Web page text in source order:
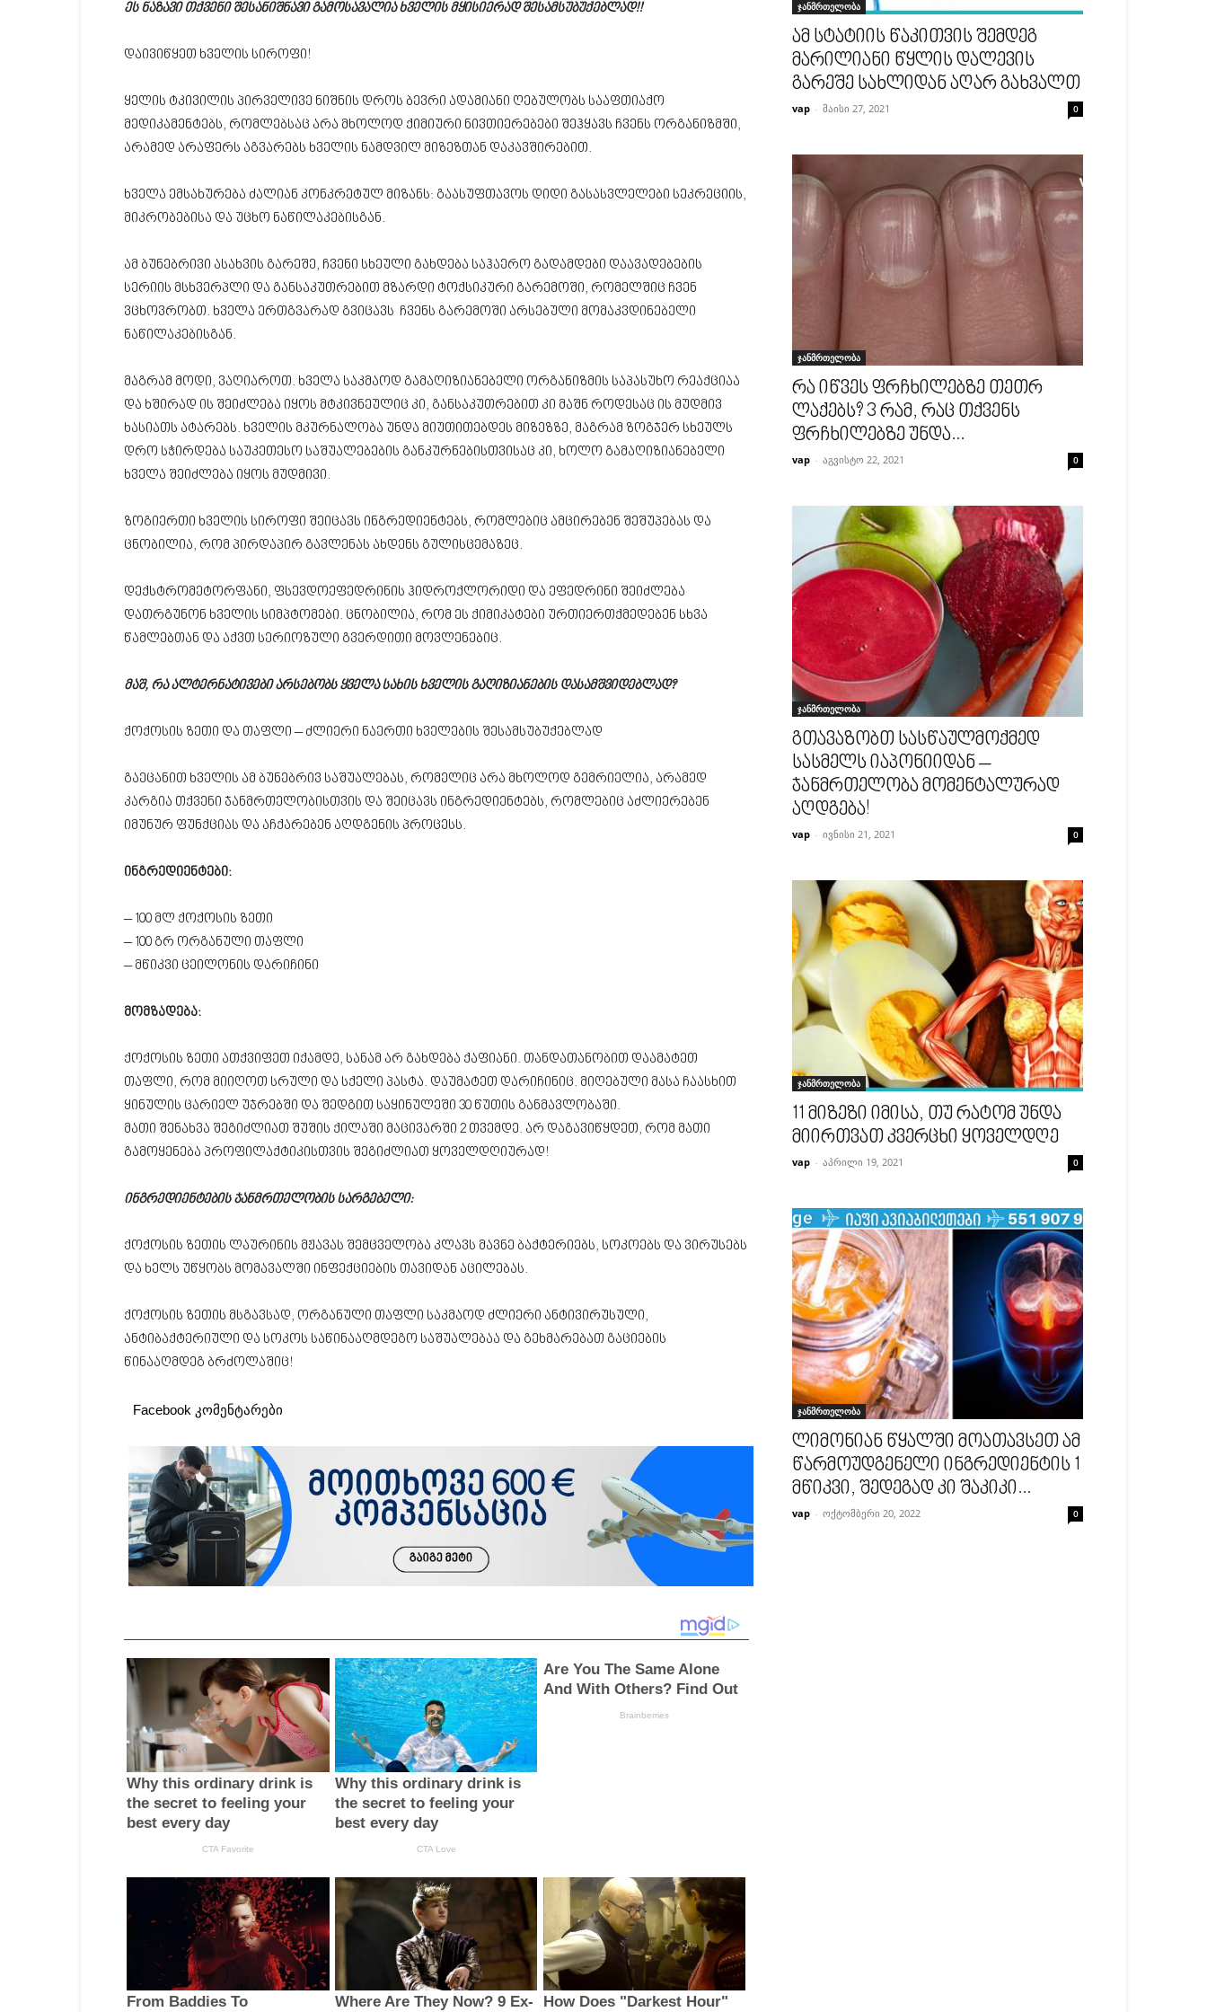
ეს ნაზავი თქვენი შესანიშნავი გამოსავალია ხველის მყისიერად შესამსუბუქებლად!!
დაივიწყეთ ხველის სიროფი!
ყელის ტკივილის პირველივე ნიშნის დროს ბევრი ადამიანი ღებულობს სააფთიაქო
მედიკამენტებს, რომლებსაც არა მხოლოდ ქიმიური ნივთიერებები შეჰყავს ჩვენს ორგანიზმში,
არამედ არაფერს აგვარებს ხველის ნამდვილ მიზეზთან დაკავშირებით.
ხველა ემსახურება ძალიან კონკრეტულ მიზანს: გაასუფთავოს დიდი გასასვლელები სეკრეციის,
მიკრობებისა და უცხო ნაწილაკებისგან.
ამ ბუნებრივი ასახვის გარეშე, ჩვენი სხეული გახდება საჰაერო გადამდები დაავადებების
სერიის მსხვერპლი და განსაკუთრებით მზარდი ტოქსიკური გარემოში, რომელშიც ჩვენ
ვცხოვრობთ. ხველა ერთგვარად გვიცავს ჩვენს გარემოში არსებული მომაკვდინებელი
ნაწილაკებისგან.
მაგრამ მოდი, ვაღიაროთ. ხველა საკმაოდ გამაღიზიანებელი ორგანიზმის საპასუხო რეაქციაა
და ხშირად ის შეიძლება იყოს მტკივნეულიც კი, განსაკუთრებით კი მაშნ როდესაც ის მუდმივ
ხასიათს ატარებს. ხველის მკურნალობა უნდა მიუთითებდეს მიზეზზე, მაგრამ ზოგჯერ სხეულს
დრო სჭირდება საუკეთესო საშუალებების განკურნებისთვისაც კი, ხოლო გამაღიზიანებელი
ხველა შეიძლება იყოს მუდმივი.
ზოგიერთი ხველის სიროფი შეიცავს ინგრედიენტებს, რომლებიც ამცირებენ შეშუპებას და
ცნობილია, რომ პირდაპირ გავლენას ახდენს გულისცემაზეც.
დექსტრომეტორფანი, ფსევდოეფედრინის ჰიდროქლორიდი და ეფედრინი შეიძლება
დათრგუნონ ხველის სიმპტომები. ცნობილია, რომ ეს ქიმიკატები ურთიერთქმედებენ სხვა
წამლებთან და აქვთ სერიოზული გვერდითი მოვლენებიც.
მაშ, რა ალტერნატივები არსებობს ყველა სახის ხველის გაღიზიანების დასამშვიდებლად?
ქოქოსის ზეთი და თაფლი – ძლიერი ნაერთი ხველების შესამსუბუქებლად
გაეცანით ხველის ამ ბუნებრივ საშუალებას, რომელიც არა მხოლოდ გემრიელია, არამედ
კარგია თქვენი ჯანმრთელობისთვის და შეიცავს ინგრედიენტებს, რომლებიც აძლიერებენ
იმუნურ ფუნქციას და აჩქარებენ აღდგენის პროცესს.
ინგრედიენტები:
– 100 მლ ქოქოსის ზეთი
– 100 გრ ორგანული თაფლი
– მწიკვი ცეილონის დარიჩინი
მომზადება:
ქოქოსის ზეთი ათქვიფეთ იქამდე, სანამ არ გახდება ქაფიანი. თანდათანობით დაამატეთ
თაფლი, რომ მიიღოთ სრული და სქელი პასტა. დაუმატეთ დარიჩინიც. მიღებული მასა ჩაასხით
ყინულის ცარიელ უჯრებში და შედგით საყინულეში 30 წუთის განმავლობაში.
მათი შენახვა შეგიძლიათ შუშის ქილაში მაცივარში 2 თვემდე. არ დაგავიწყდეთ, რომ მათი
გამოყენება პროფილაქტიკისთვის შეგიძლიათ ყოველდღიურად!
ინგრედიენტების ჯანმრთელობის სარგებელი:
ქოქოსის ზეთის ლაურინის მჟავას შემცველობა კლავს მავნე ბაქტერიებს, სოკოებს და ვირუსებს
და ხელს უწყობს მომავალში ინფექციების თავიდან აცილებას.
ქოქოსის ზეთის მსგავსად, ორგანული თაფლი საკმაოდ ძლიერი ანტივირუსული,
ანტიბაქტერიული და სოკოს საწინააღმდეგო საშუალებაა და გეხმარებათ გაციების
წინააღმდეგ ბრძოლაშიც!
Facebook კომენტარები
ჯანმრთელობა
ამ სტატიის წაკითვის შემდეგ
მარილიანი წყლის დალევის
გარეშე სახლიდან აღარ გახვალთ
vap - მაისი 27, 2021 0
ჯანმრთელობა
რა იწვეს ფრჩხილებზე თეთრ
ლაქებს? 3 რამ, რაც თქვენს
ფრჩხილებზე უნდა...
vap - აგვისტო 22, 2021 0
ჯანმრთელობა
გთავაზობთ სასწაულმოქმედ
სასმელს იაპონიიდან –
ჯანმრთელობა მომენტალურად
აღდგება!
vap - ივნისი 21, 2021 0
ჯანმრთელობა
11 მიზეზი იმისა, თუ რატომ უნდა
მიირთვათ კვერცხი ყოველდღე
vap - აპრილი 19, 2021 0
ჯანმრთელობა
ლიმონიან წყალში მოათავსეთ ამ
წარმოუდგენელი ინგრედიენტის 1
მწიკვი, შედეგად კი შაკიკი...
vap - ოქტომბერი 20, 2022 0